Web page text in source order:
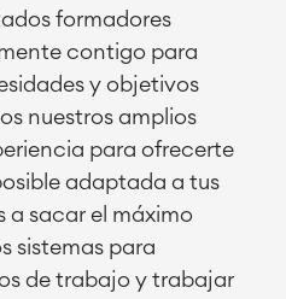
formadores
contigo para
y objetivos
nuestros amplios
para ofrecerte
adaptada a tus
a sacar el máximo
sistemas para
de trabajo y trabajar